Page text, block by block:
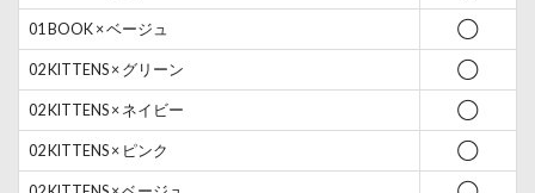
01 BOOK × ベージュ ◯
02 KITTENS × グリーン ◯
02 KITTENS × ネイビー ◯
02 KITTENS × ピンク ◯